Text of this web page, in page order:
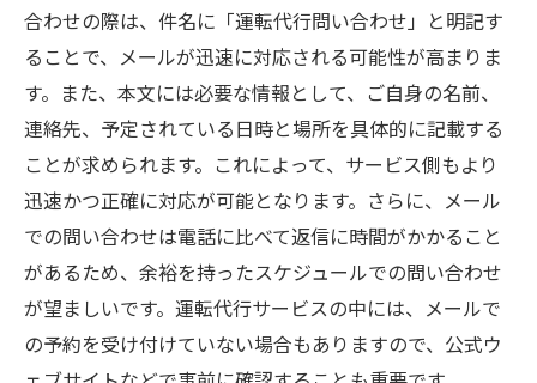
合わせの際は、件名に「運転代行問い合わせ」と明記す
ることで、メールが迅速に対応される可能性が高まりま
す。また、本文には必要な情報として、ご自身の名前、
連絡先、予定されている日時と場所を具体的に記載する
ことが求められます。これによって、サービス側もより
迅速かつ正確に対応が可能となります。さらに、メール
での問い合わせは電話に比べて返信に時間がかかること
があるため、余裕を持ったスケジュールでの問い合わせ
が望ましいです。運転代行サービスの中には、メールで
の予約を受け付けていない場合もありますので、公式ウ